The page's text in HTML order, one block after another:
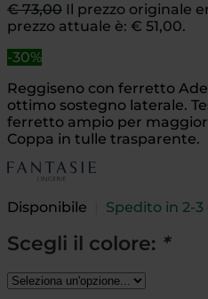
€73,00 Il prezzo originale
prezzo attuale è: € 51,00.
-30%
Reggiseno con ferretto
ottimo sostegno laterale.
ferretto ampio per
Coppa in tulle trasparente.
Disponibile Spedito in 2-
Scegli il colore: *